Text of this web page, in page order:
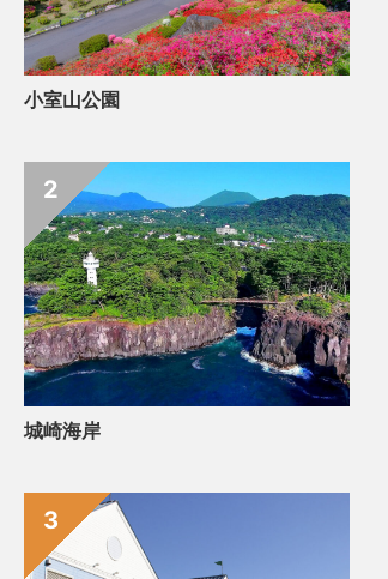
小室山公園
城崎海岸
2
3